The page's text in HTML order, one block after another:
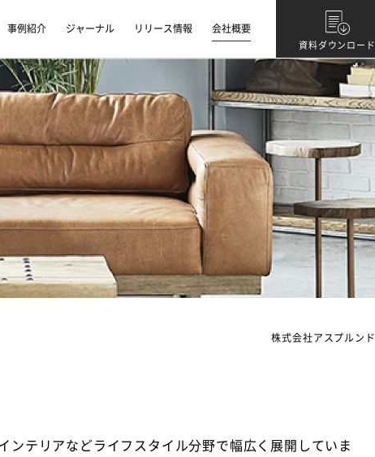
事例紹介 ジャーナル リリース情報 会社概要
資料ダウンロード
株式会社アスプルンド
ンテリアなどライフスタイル分野で幅広く展開していま